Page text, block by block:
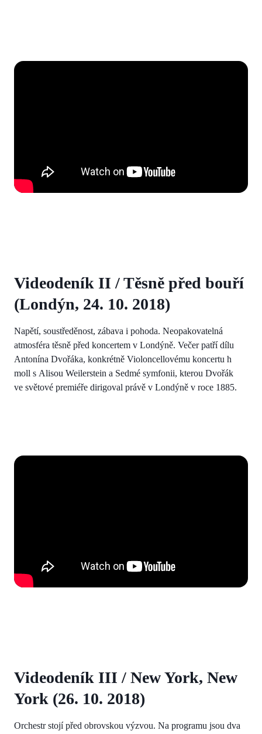
Videodeník II / Těsně před bouří
(Londýn, 24. 10. 2018)
Napětí, soustředěnost, zábava i pohoda. Neopakovatelná
atmosféra těsně před koncertem v Londýně. Večer patří dílu
Antonína Dvořáka, konkrétně Violoncellovému koncertu h
moll s Alisou Weilerstein a Sedmé symfonii, kterou Dvořák
ve světové premiéře dirigoval právě v Londýně v roce 1885.
Videodeník III / New York, New
York (26. 10. 2018)
Orchestr stojí před obrovskou výzvou. Na programu jsou dva